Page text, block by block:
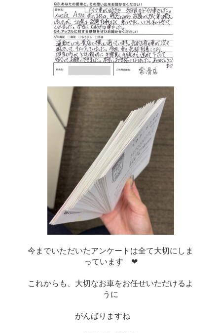
今までいただいたアンケートは全て大切にしま
っています　❤
これからも、大切なお車をお任せいただけるよ
うに
がんばりますね